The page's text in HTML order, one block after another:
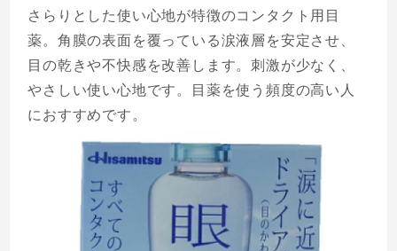
さらりとした使い心地が特徴のコンタクト用目
薬。角膜の表面を覆っている涙液層を安定させ、
目の乾きや不快感を改善します。刺激が少なく、
やさしい使い心地です。目薬を使う頻度の高い人
におすすめです。